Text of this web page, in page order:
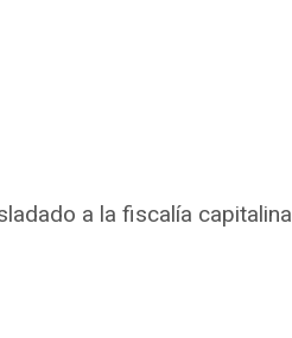
a la fiscalía capitalina